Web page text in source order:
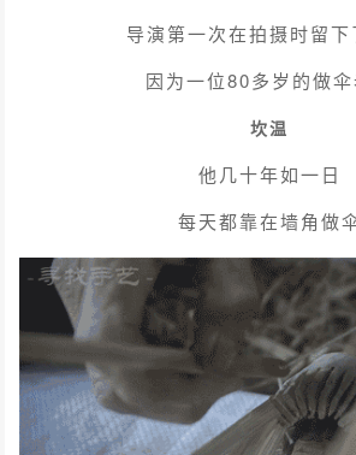
导演第一次在拍摄时留下
因为一位80多岁的做伞
坎温
他几十年如一日
每天都靠在墙角做